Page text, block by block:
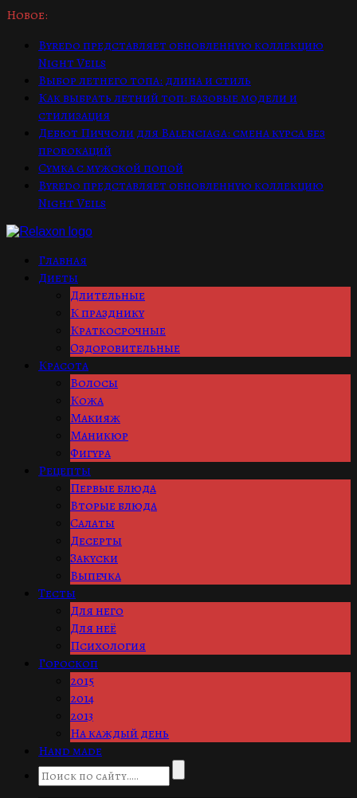
Новое:
Byredo представляет обновленную коллекцию
Night Veils
Выбор летнего топа: длина и стиль
Как выбрать летний топ: базовые модели и
стилизация
Дебют Пиччоли для Balenciaga: смена курса без
провокаций
Сумка с мужской попой
Byredo представляет обновленную коллекцию
Night Veils
Главная
Диеты
Длительные
К празднику
Краткосрочные
Оздоровительные
Красота
Волосы
Кожа
Макияж
Маникюр
Фигура
Рецепты
Первые блюда
Вторые блюда
Салаты
Десерты
Закуски
Выпечка
Тесты
Для него
Для неё
Психология
Гороскоп
2015
2014
2013
На каждый день
Hand made